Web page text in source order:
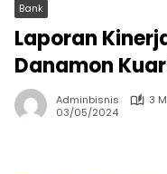
Bank
Laporan
Danamon
Adminbisnis
3
03/05/2024